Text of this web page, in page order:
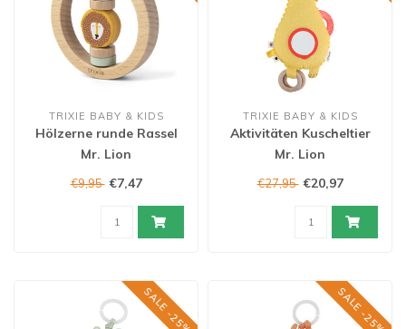
TRIXIE BABY & KIDS
Hölzerne runde Rassel
Mr. Lion
€9,95 €7,47
TRIXIE BABY & KIDS
Aktivitäten Kuscheltier
Mr. Lion
€27,95 €20,97
SALE -25% SALE -25%